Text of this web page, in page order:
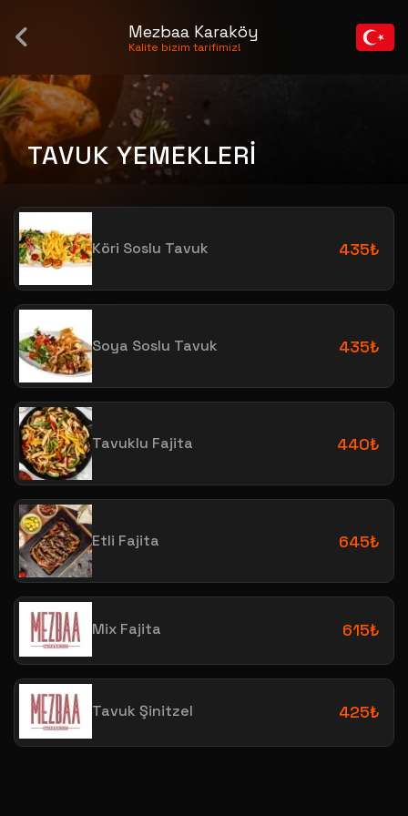
Mezbaa Karaköy
Kalite bizim tarifimiz!
TAVUK YEMEKLERİ
Köri Soslu Tavuk 435₺
Soya Soslu Tavuk 435₺
Tavuklu Fajita 440₺
Etli Fajita 645₺
Mix Fajita 615₺
Tavuk Şinitzel 425₺